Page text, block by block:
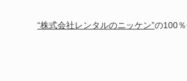
“株式会社レンタルのニッケン”の100％